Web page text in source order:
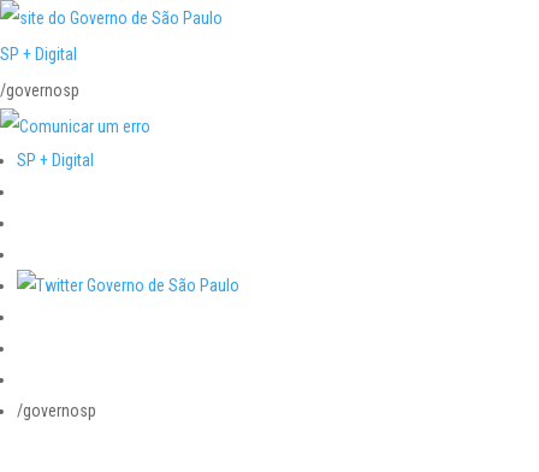
SP + Digital
/governosp
SP + Digital
/governosp